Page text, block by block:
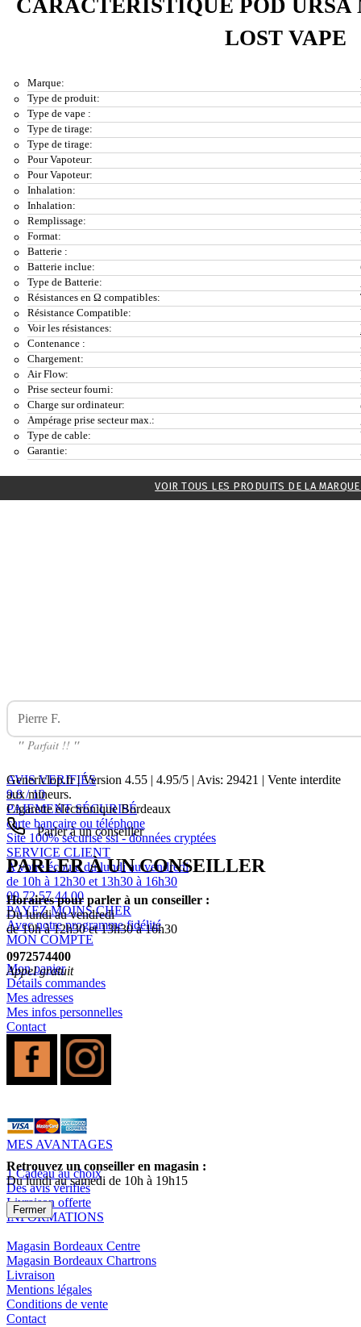
CARACTÉRISTIQUE POD URSA
LOST VAPE
Marque:
Type de produit:
Type de vape :
Type de tirage:
Type de tirage:
Pour Vapoteur:
Pour Vapoteur:
Inhalation:
Inhalation:
Remplissage:
Format:
Batterie :
Batterie inclue:
Type de Batterie:
Résistances en Ω compatibles:
Résistance Compatible:
Voir les résistances:
Contenance :
Chargement:
Air Flow:
Prise secteur fourni:
Charge sur ordinateur:
Ampérage prise secteur max.:
Type de cable:
Garantie:
VOIR TOUS LES PRODUITS DE LA
Pierre F.
" Parfait !! "
AVIS VERIFIÉS
9.8 / 10
PAIEMENT SÉCURISÉ
carte bancaire ou téléphone
Site 100% sécurisé ssl - données cryptées
SERVICE CLIENT
A votre écoute du lundi au vendredi
de 10h à 12h30 et 13h30 à 16h30
09 72 57 44 00
PAYEZ MOINS CHER
Avec notre programme fidélité
MON COMPTE
Mon panier
Détails commandes
Mes adresses
Mes infos personnelles
Contact
MES AVANTAGES
1 Cadeau au choix
Des avis vérifiés
Livraison offerte
INFORMATIONS
Magasin Bordeaux Centre
Magasin Bordeaux Chartrons
Livraison
Mentions légales
Conditions de vente
Contact
Genericlop.fr|Version 4.55 | 4.95/5 | Avis: 29421 | Vente interdite
aux mineurs.
Cigarette électronique Bordeaux
Parler à un conseiller
PARLER À UN CONSEILLER
Horaires pour parler à un conseiller :
Du lundi au vendredi
de 10h à 12h30 et 13h30 à 16h30
0972574400
Appel gratuit
Retrouvez un conseiller en magasin :
Du lundi au samedi de 10h à 19h15
Fermer